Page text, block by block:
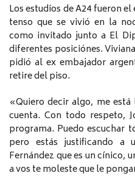
Los estudios de A24 fueron
tenso que se vivió en la
como invitado junto a El
diferentes posiciónes.
pidió al ex embajador
retire del piso.
«Quiero decir algo, me
cuenta. Con todo respeto,
programa. Puedo escuchar
pero estás justificando a
Fernández que es un cínico,
a vos te moleste que le